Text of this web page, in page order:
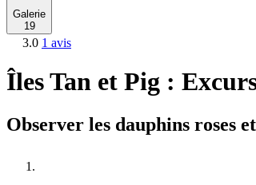
Galerie
19
3.0 1 avis
Îles Tan et Pig :
Observer les dauphins roses